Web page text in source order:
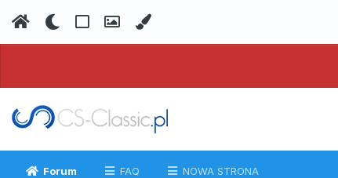
Forum FAQ NOWA STRONA